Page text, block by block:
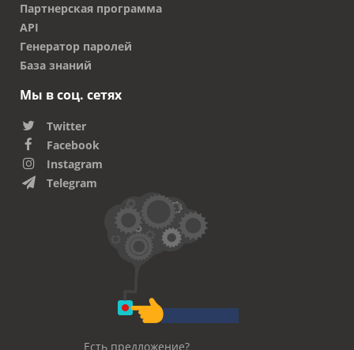
Партнерская программа
API
Генератор паролей
База знаний
Мы в соц. сетях
Twitter
Facebook
Instagram
Telegram
Есть предложение?